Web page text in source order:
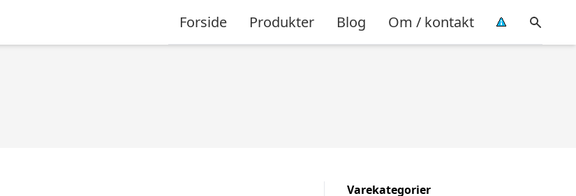
Forside Produkter Blog Om / kontakt
Varekategorier